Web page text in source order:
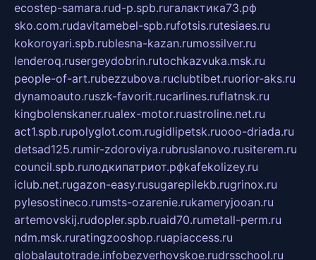
ecostep-samara.rud-p.spb.ruгалактика73.рф
sko.com.rudavitamebel-spb.rufotsis.rutesiaes.ru
kokoroyari.spb.rublesna-kazan.rumossilver.ru
lenderoq.rusergeydobrin.rutochkazvuka.msk.ru
people-of-art.rubezzubova.ruclubtibet.ruorior-aks.ru
dynamoauto.ruszk-favorit.rucarlines.ruflatnsk.ru
kingbolenskaner.rualex-motor.ruastroline.net.ru
act1.spb.rupolyglot.com.rugidlipetsk.ruooo-driada.ru
detsad125.rumir-zdoroviya.rubruslanovo.rusiterem.ru
council.spb.ruлодкипатриот.рфkafekolizey.ru
iclub.net.rugazon-easy.rusugarepilekb.rugrinox.ru
pylesostineco.rumsts-ozarenie.rukameryjooan.ru
artemovskij.rudopler.spb.ruaid70.rumetall-perm.ru
ndm.msk.ruratingzooshop.ruapiaccess.ru
globalautotrade.infobezverhovskoe.rudrsschool.ru